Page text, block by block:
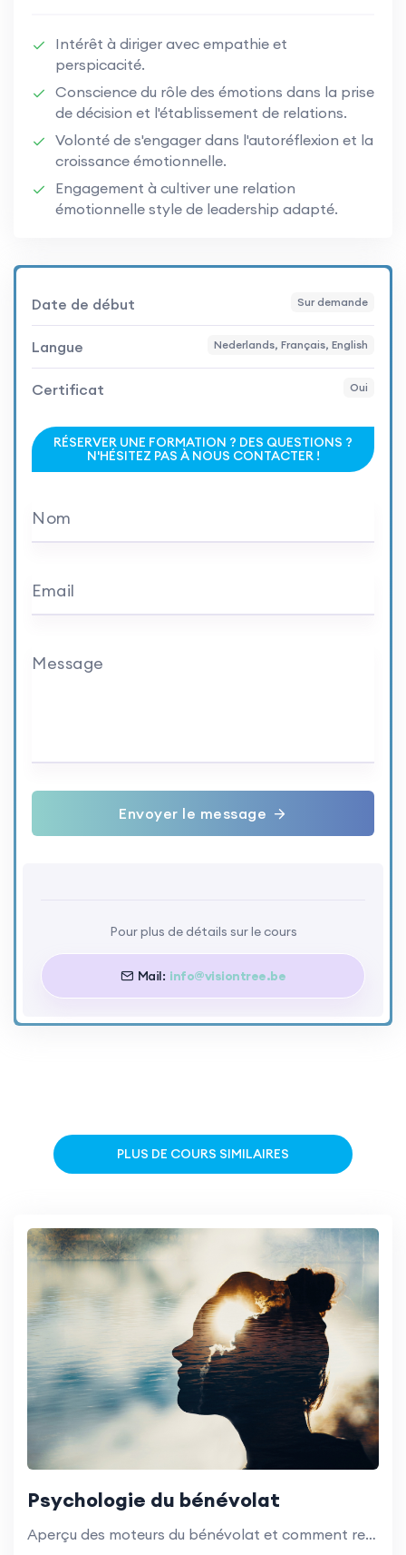
Intérêt à diriger avec empathie et
perspicacité.
Conscience du rôle des émotions dans la prise
de décision et l'établissement de relations.
Volonté de s'engager dans l'autoréflexion et la
croissance émotionnelle.
Engagement à cultiver une relation
émotionnelle style de leadership adapté.
Date de début Sur demande
Langue Nederlands, Français, English
Certificat Oui
RÉSERVER UNE FORMATION ? DES QUESTIONS ?
N'HÉSITEZ PAS À NOUS CONTACTER !
Nom
Email
Message
Envoyer le message
Pour plus de détails sur le cours
Mail: info@visiontree.be
PLUS DE COURS SIMILAIRES
Psychologie du bénévolat
Aperçu des moteurs du bénévolat et comment rester motivé.